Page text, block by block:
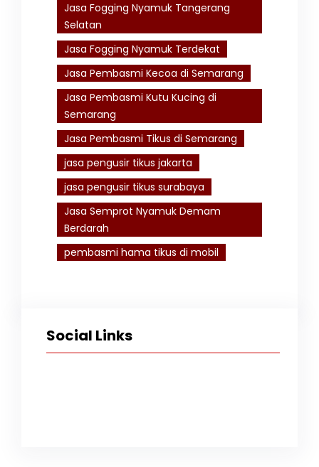
Jasa Fogging Nyamuk Tangerang
Selatan
Jasa Fogging Nyamuk Terdekat
Jasa Pembasmi Kecoa di Semarang
Jasa Pembasmi Kutu Kucing di
Semarang
Jasa Pembasmi Tikus di Semarang
jasa pengusir tikus jakarta
jasa pengusir tikus surabaya
Jasa Semprot Nyamuk Demam
Berdarah
pembasmi hama tikus di mobil
Social Links